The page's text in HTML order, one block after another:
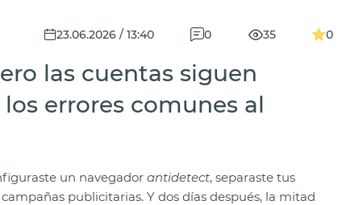
23.06.2026 / 13:40 0 35 0
las cuentas siguen
errores comunes al
un navegador antidetect, separaste tus
publicitarias. Y dos días después, la mitad